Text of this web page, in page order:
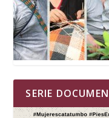
SERIE